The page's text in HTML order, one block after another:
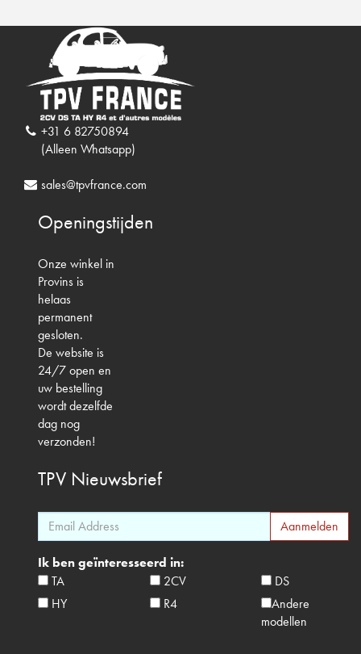
+31 6 82750894
(Alleen Whatsapp)
sales@tpvfrance.com
Openingstijden
Onze winkel in
Provins is
helaas
permanent
gesloten.
De website is
24/7 open en
uw bestelling
wordt dezelfde
dag nog
verzonden!
TPV Nieuwsbrief
Ik ben geïnteresseerd in:
TA
2CV
DS
HY
R4
Andere
modellen